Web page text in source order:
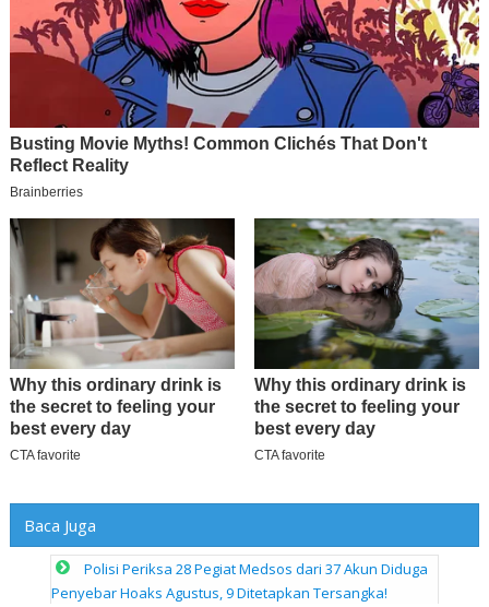
Baca Juga
Polisi Periksa 28 Pegiat Medsos dari 37 Akun Diduga
Penyebar Hoaks Agustus, 9 Ditetapkan Tersangka!